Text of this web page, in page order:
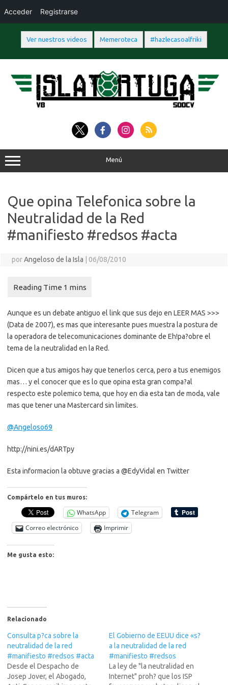
Ver nuestros videos Memeroteca #hazlecasoalfriki
contenido
Menú
Que opina Telefonica sobre la
Neutralidad de la Red
#manifiesto #redsos #acta
porAngeloso de la Isla 06/08/2010
Aunque es un debate antiguo el link que sus dejo en LEER MAS >>>
(Data de 2007), es mas que interesante pues muestra la postura de
la operadora de telecomunicaciones dominante de Eh!pa?obre el
tema de la neutralidad en la Red.
Dicen que a tus amigos hay que tenerlos cerca, pero a tus enemigos
mas… y el conocer que es lo que opina esta gran compa?al
respecto este polemico tema, que hoy en dia esta tan de moda, vale
mas que tener una Mastercard sin limites.
@Angeloso69
http://nini.es/dARTpy
Esta informacion la obtuve gracias a @EdyVidal en Twitter
Compártelo en tus muros:
WhatsApp
Telegram
Correo electrónico
Imprimir
Me gusta esto:
Relacionado
Consulta p?ca sobre la
neutralidad de la red
#manifiesto #redsos #acta
Desde el Despacho de
Josep Jover, el Abogado,
El Gobierno de EEUU dice «s?
a la neutralidad de la red
#manifiesto #redsos
La ley de "la neutralidad en
Internet" proh? que los ISP
Acceder Registrarse